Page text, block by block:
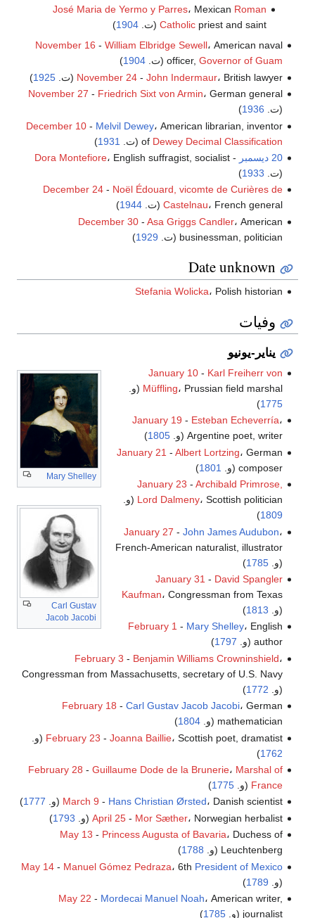
José Maria de Yermo y Parres، Mexican Roman
Catholic priest and saint (ت. 1904
)
November 16 - William Elbridge Sewell، American naval
officer, Governor of Guam (ت.1904
)
November 24- John Indermaur، British lawyer (ت. 1925
)
November 27 - Friedrich Sixt von Armin، German general
(ت. 1936
)
December 10- Melvil Dewey، American librarian, inventor
of Dewey Decimal Classification (ت. 1931
)
20 ديسمبر
-
Dora Montefiore، English suffragist, socialist
(ت. 1933
)
December 24- Noël Édouard, vicomte de Curières de
Castelnau، French general (ت. 1944
)
December 30- Asa Griggs Candler، American
businessman, politician (ت.
1929
)
Date unknown
Stefania Wolicka، Polish historian
وفيات
يناير-يونيو
Mary Shelley
Carl Gustav
Jacob Jacobi
January 10- Karl Freiherr von
Müffling، Prussian field marshal (و.
1775
)
January 19 - Esteban Echeverría،
Argentine poet, writer (و.
1805
)
January 21 - Albert Lortzing، German
composer (و.
1801
)
January 23 - Archibald Primrose,
Lord Dalmeny، Scottish politician (و.
1809
)
January 27 - John James Audubon،
French-American naturalist, illustrator
(و.1785
)
January 31 - David Spangler
Kaufman، Congressman from Texas
(و. 1813
)
February 1 - Mary Shelley، English
author (و.
1797
)
February 3 - Benjamin Williams Crowninshield،
Congressman from Massachusetts, secretary of U.S. Navy
(و. 1772
)
February 18 - Carl Gustav Jacob Jacobi، German
mathematician (و.
1804
)
February 23 - Joanna Baillie، Scottish poet, dramatist (و.
1762
)
February 28 - Guillaume Dode de la Brunerie، Marshal of
France (و.1775
)
March 9 - Hans Christian Ørsted، Danish scientist (و. 1777
)
April 25- Mor Sæther، Norwegian herbalist (و. 1793
)
May 13 - Princess Augusta of Bavaria، Duchess of
Leuchtenberg (و.
1788
)
May 14- Manuel Gómez Pedraza، 6th President of Mexico
(و. 1789
)
May 22 - Mordecai Manuel Noah، American writer,
journalist (و.
1785
)